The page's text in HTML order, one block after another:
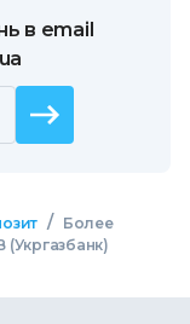
в email
/
Более